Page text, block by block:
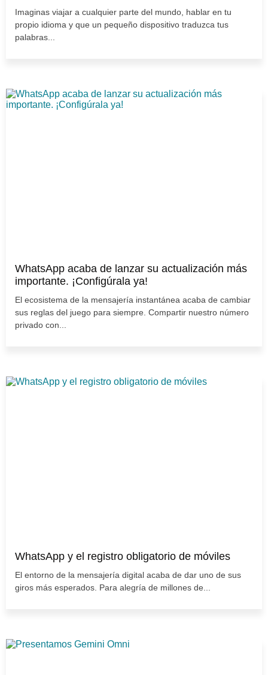
Imaginas viajar a cualquier parte del mundo, hablar en tu
propio idioma y que un pequeño dispositivo traduzca tus
palabras...
WhatsApp acaba de lanzar su actualización más
importante. ¡Configúrala ya!
El ecosistema de la mensajería instantánea acaba de cambiar
sus reglas del juego para siempre. Compartir nuestro número
privado con...
WhatsApp y el registro obligatorio de móviles
El entorno de la mensajería digital acaba de dar uno de sus
giros más esperados. Para alegría de millones de...